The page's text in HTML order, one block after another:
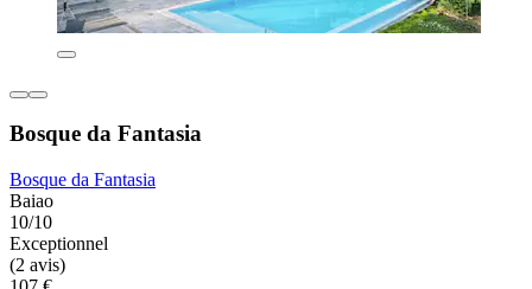
Bosque da Fantasia
Bosque da Fantasia
Baiao
10/10
Exceptionnel
(2 avis)